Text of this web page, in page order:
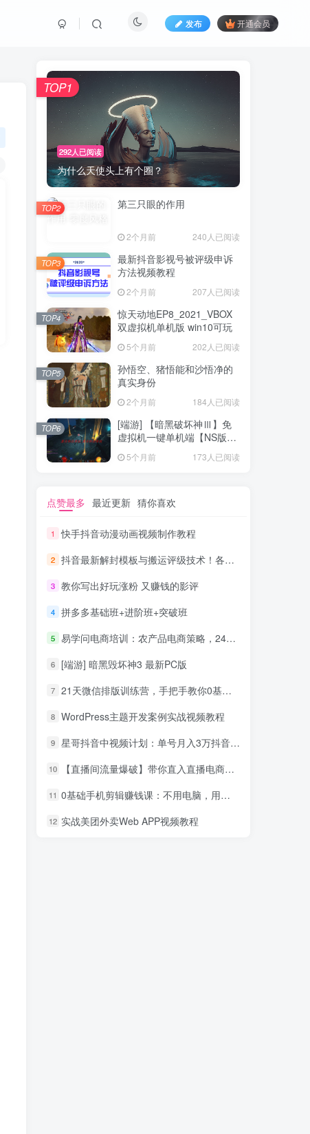
发布 开通会员
292人已阅读
为什么天使头上有个圈？
TOP1
第三只眼的作用
2个月前 240人已阅读
TOP2
最新抖音影视号被评级申诉
方法视频教程
2个月前 207人已阅读
TOP3
惊天动地EP8_2021_VBOX
双虚拟机单机版 win10可玩
5个月前 202人已阅读
TOP4
孙悟空、猪悟能和沙悟净的
真实身份
2个月前 184人已阅读
TOP5
[端游] 【暗黑破坏神Ⅲ】免
虚拟机一键单机端【NS版
5个月前 173人已阅读
TOP6
点赞最多 最近更新 猜你喜欢
1 快手抖音动漫动画视频制作教程
2 抖音最新解封模板与搬运评级技术！各种解封模板话术都有！
3 教你写出好玩涨粉 又赚钱的影评
4 拼多多基础班+进阶班+突破班
5 易学问电商培训：农产品电商策略，24小时淘宝网店赚钱速成班（共10节）_电商运营教程
6 [端游] 暗黑毁坏神3 最新PC版
7 21天微信排版训练营，手把手教你0基础也能学会（视频课程）
8 WordPress主题开发案例实战视频教程
9 星哥抖音中视频计划：单号月入3万抖音中视频项目，百分百的风口项目
10 【直播间流量爆破】带你直入直播电商带货核心真相，破除盈利瓶颈
11 0基础手机剪辑赚钱课：不用电脑，用手机剪辑抖音教程
12 实战美团外卖Web APP视频教程